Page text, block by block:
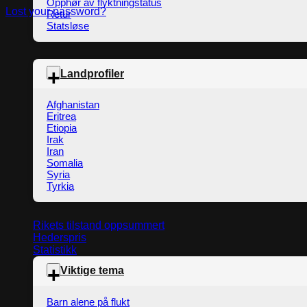
Opphør av flyktningstatus
Retur
Statsløse
Landprofiler
Afghanistan
Eritrea
Etiopia
Irak
Iran
Somalia
Syria
Tyrkia
Rikets tilstand oppsummert
Hederspris
Statistikk
Viktige tema
Barn alene på flukt
Lost your password?